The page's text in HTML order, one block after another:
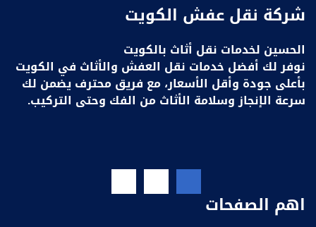
شركة نقل عفش الكويت
الحسين لخدمات نقل أثاث بالكويت
نوفر لك أفضل خدمات نقل العفش والأثاث في الكويت
بأعلى جودة وأقل الأسعار، مع فريق محترف يضمن لك
سرعة الإنجاز وسلامة الأثاث من الفك وحتى التركيب.
اهم الصفحات